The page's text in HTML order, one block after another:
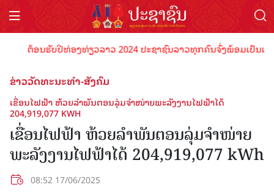
ຕ້ອນຮັບປີທ່ອງທ່ຽວລາວ 2024 ປະຊາຊົນລາວທຸກຄົນຈົ່ງພ້ອມເປັນເຈົ້
ຂ່າວວັດທະນະທຳ-ສັງຄົມ
ເຂື່ອນໄຟຟ້າ ຫ້ວຍລຳພັນຕອນລຸ່ມຈໍາໜ່າຍພະລັງງານໄຟຟ້າໄດ້
204,919,077 KWH
ເຂື່ອນໄຟຟ້າ ຫ້ວຍລຳພັນຕອນລຸ່ມຈໍາໜ່າຍ
ພະລັງງານໄຟຟ້າໄດ້ 204,919,077 kWh
08:52 17/06/2025